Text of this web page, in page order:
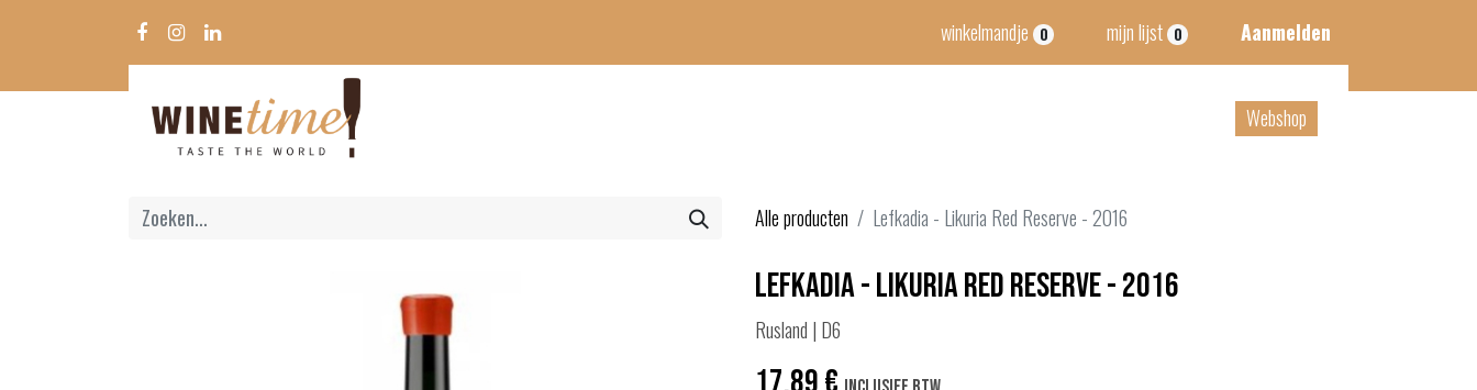
winkelmandje 0 mijn lijst 0 Aanmelden
Webshop
Alle producten Lefkadia - Likuria Red Reserve - 2016
Lefkadia - Likuria Red Reserve - 2016
Rusland | D6